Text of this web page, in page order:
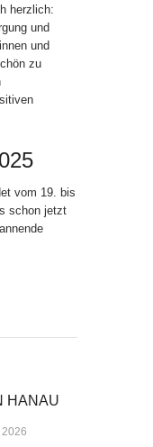
herzlich:
und
und
zu
vom 19. bis
schon jetzt
HANAU